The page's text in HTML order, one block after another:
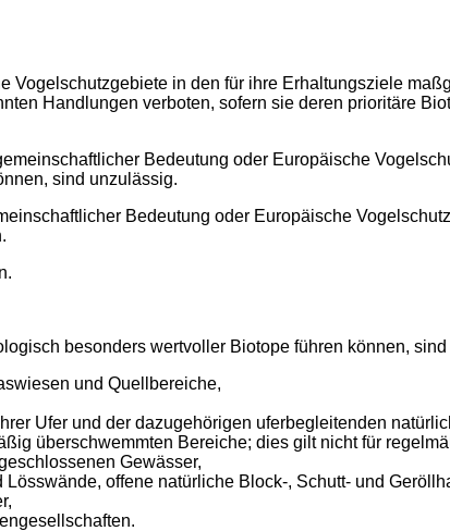
Vogelschutzgebiete in den für ihre Erhaltungsziele
Handlungen verboten, sofern sie deren prioritäre
Bedeutung oder Europäische
sind unzulässig.
Bedeutung oder Europäische
besonders wertvoller Biotope führen können,
und Quellbereiche,
Ufer und der dazugehörigen uferbegleitenden
überschwemmten Bereiche; dies gilt nicht für
Gewässer,
offene natürliche Block-, Schutt- und